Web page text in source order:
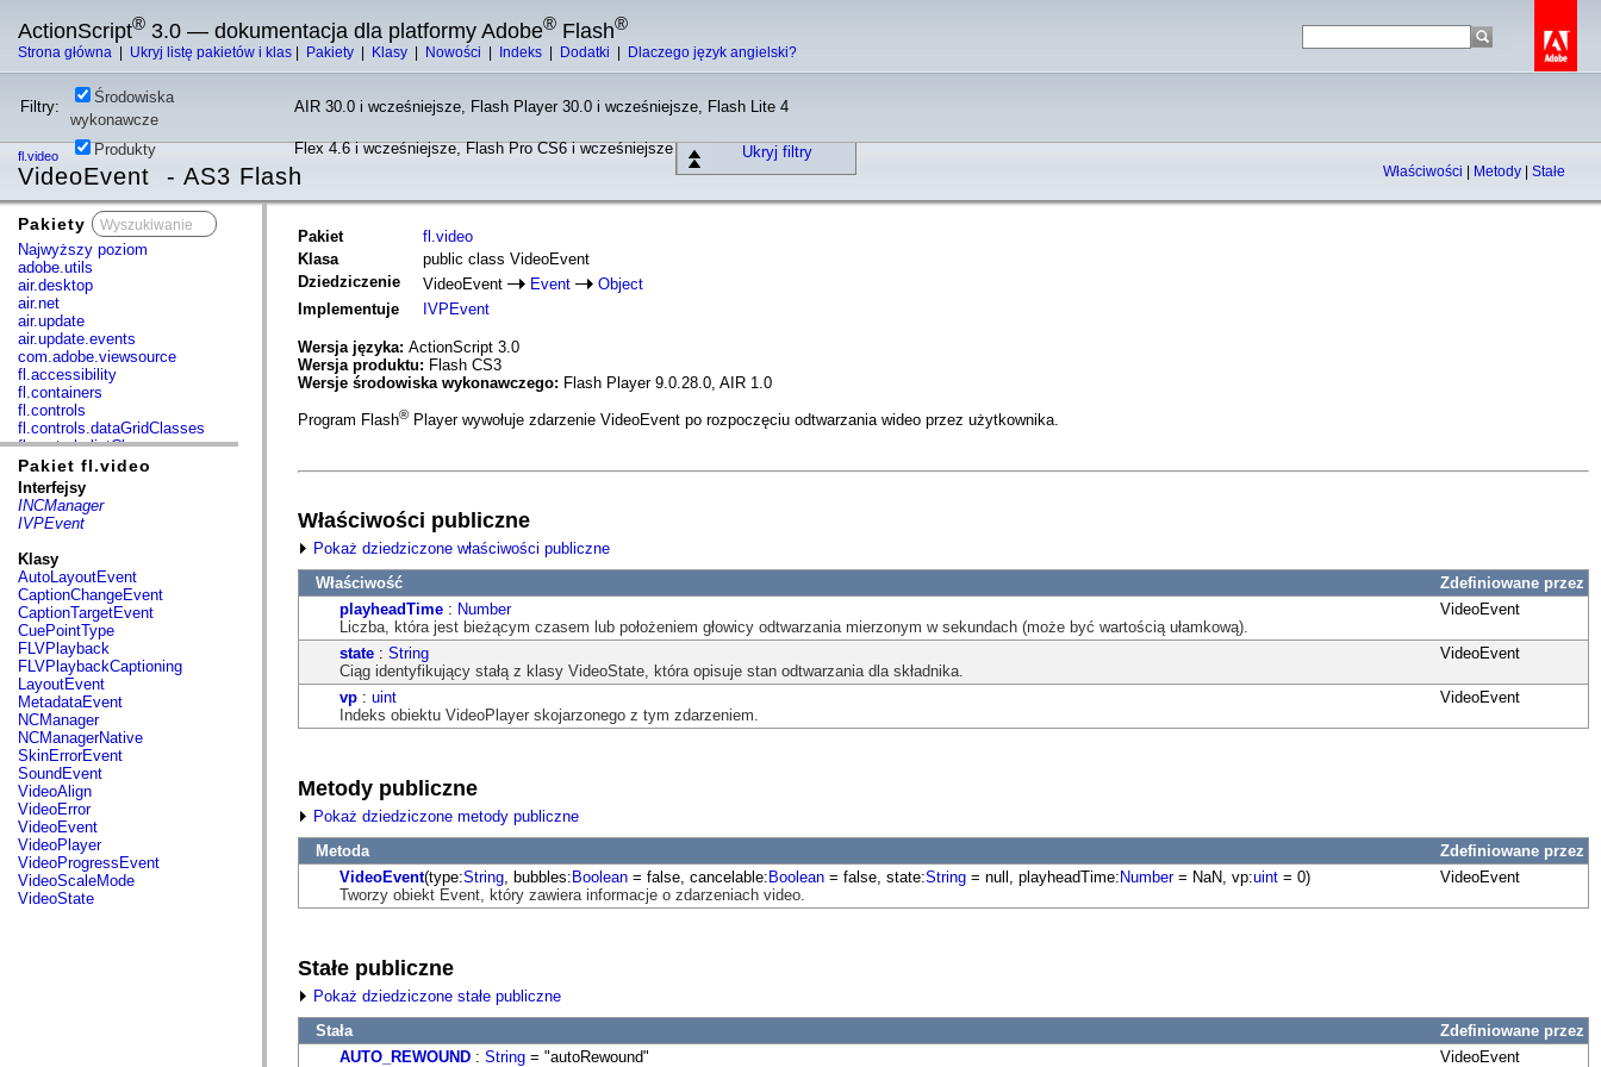
ActionScript® 3.0 — dokumentacja dla platformy Adobe® Flash®
Strona główna Ukryj listę pakietów i klas Pakiety Klasy Nowości Indeks Dodatki Dlaczego język angielski?
Filtry:
Środowiska
wykonawcze
AIR 30.0 i wcześniejsze, Flash Player 30.0 i wcześniejsze, Flash Lite 4
Produkty Flex 4.6 i wcześniejsze, Flash Pro CS6 i wcześniejsze Ukryj filtry
fl.video
VideoEvent - AS3 Flash Właściwości Metody Stałe
Pakiety
Najwyższy poziom
adobe.utils
air.desktop
air.net
air.update
air.update.events
com.adobe.viewsource
fl.accessibility
fl.containers
fl.controls
fl.controls.dataGridClasses
fl.controls.listClasses
fl.controls.progressBarClasses
fl.core
fl.data
fl.display
fl.ik
fl.lang
fl.livepreview
fl.managers
fl.motion
fl.motion.easing
fl.rsl
fl.text
fl.transitions
fl.transitions.easing
fl.video
flash.accessibility
flash.concurrent
flash.crypto
flash.data
flash.desktop
flash.display
flash.display3D
flash.display3D.textures
flash.errors
Pakiet fl.video
Interfejsy
INCManager
IVPEvent
Klasy
AutoLayoutEvent
CaptionChangeEvent
CaptionTargetEvent
CuePointType
FLVPlayback
FLVPlaybackCaptioning
LayoutEvent
MetadataEvent
NCManager
NCManagerNative
SkinErrorEvent
SoundEvent
VideoAlign
VideoError
VideoEvent
VideoPlayer
VideoProgressEvent
VideoScaleMode
VideoState
Pakiet
fl.video
Klasa
public class VideoEvent
Dziedziczenie
VideoEvent Event
Object
Implementuje
IVPEvent
Wersja języka: ActionScript 3.0
Wersja produktu: Flash CS3
Wersje środowiska wykonawczego: Flash Player 9.0.28.0, AIR 1.0
Program Flash® Player wywołuje zdarzenie VideoEvent po rozpoczęciu odtwarzania wideo przez użytkownika.
Właściwości publiczne
Pokaż dziedziczone właściwości publiczne
Właściwość
Zdefiniowane przez
playheadTime : Number
Liczba, która jest bieżącym czasem lub położeniem głowicy odtwarzania mierzonym w sekundach (może być wartością ułamkową).
VideoEvent
state : String
Ciąg identyfikujący stałą z klasy VideoState, która opisuje stan odtwarzania dla składnika.
VideoEvent
vp : uint
Indeks obiektu VideoPlayer skojarzonego z tym zdarzeniem.
VideoEvent
Metody publiczne
Pokaż dziedziczone metody publiczne
Metoda
Zdefiniowane przez
VideoEvent(type:String , bubbles: Boolean = false, cancelable: Boolean = false, state:String = null, playheadTime: Number= NaN, vp:uint = 0)
Tworzy obiekt Event, który zawiera informacje o zdarzeniach video.
VideoEvent
Stałe publiczne
Pokaż dziedziczone stałe publiczne
Stała
Zdefiniowane przez
AUTO_REWOUND : String = "autoRewound"
VideoEvent